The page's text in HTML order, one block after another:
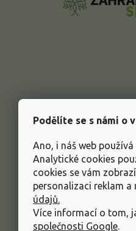
Podělíte se s námi o
Ano, i náš web
Analytické cookies
cookies se vám
personalizaci reklam a
údajů.
Více informací o tom,
společnosti Google.